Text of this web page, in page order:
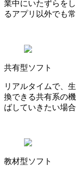
業中にいたずらを
るアプリ以外でも
共有型ソフト
リアルタイムで、
換できる共有系の
ばしていきたい場
教材型ソフト